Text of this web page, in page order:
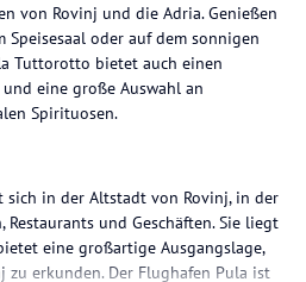
von Rovinj und die Adria. Genießen
Speisesaal oder auf dem sonnigen
Tuttorotto bietet auch einen
eine große Auswahl an
Spirituosen.
in der Altstadt von Rovinj, in der
und Geschäften. Sie liegt
eine großartige Ausgangslage,
zu erkunden. Der Flughafen Pula ist